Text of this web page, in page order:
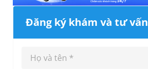
Đăng ký khám và tư vấn